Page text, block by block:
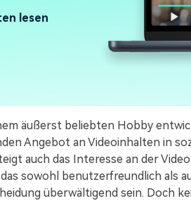
Alle Produkte
Kostenloser
Kostenloser
Kostenloser
lesen
äußerst beliebten Hobby
Angebot an Videoinhalten in
auch das Interesse an der
sowohl benutzerfreundlich als
überwältigend sein. Doch